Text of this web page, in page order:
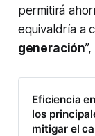
permitirá
equivaldría a
generación
Eficiencia
los
mitigar el